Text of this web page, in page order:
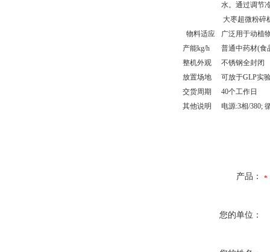
水。通过调节
大枣超微粉碎
物料适应
广泛用于动植
产能kg/h
普通中药材(食
整机外观
不锈钢全封闭
放置场地
可放于GLP实
交货周期
40个工作日
其他说明
电源:3相/380;
产品：
您的单位：